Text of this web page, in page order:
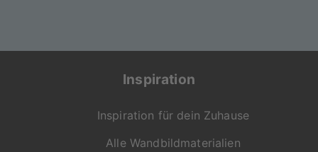
Inspiration
Inspiration für dein Zuhause
Alle Wandbildmaterialien